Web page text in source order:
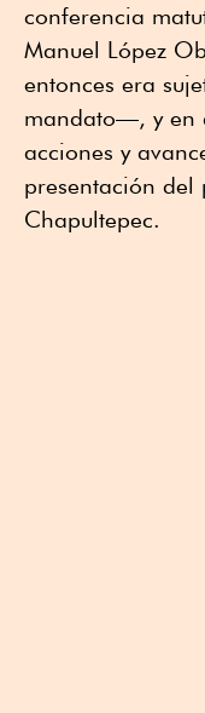
conferencia
Manuel López
entonces era
mandato—, y en
acciones y
presentación del
Chapultepec.